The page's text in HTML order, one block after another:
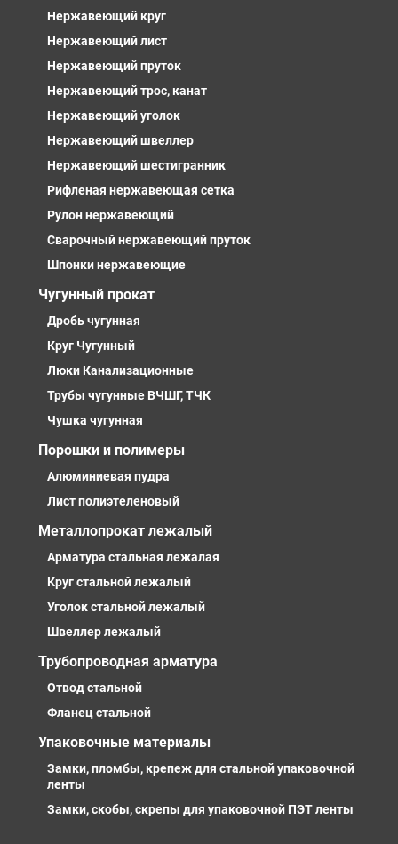
Нержавеющий круг
Нержавеющий лист
Нержавеющий пруток
Нержавеющий трос, канат
Нержавеющий уголок
Нержавеющий швеллер
Нержавеющий шестигранник
Рифленая нержавеющая сетка
Рулон нержавеющий
Сварочный нержавеющий пруток
Шпонки нержавеющие
Чугунный прокат
Дробь чугунная
Круг Чугунный
Люки Канализационные
Трубы чугунные ВЧШГ, ТЧК
Чушка чугунная
Порошки и полимеры
Алюминиевая пудра
Лист полиэтеленовый
Металлопрокат лежалый
Арматура стальная лежалая
Круг стальной лежалый
Уголок стальной лежалый
Швеллер лежалый
Трубопроводная арматура
Отвод стальной
Фланец стальной
Упаковочные материалы
Замки, пломбы, крепеж для стальной упаковочной
ленты
Замки, скобы, скрепы для упаковочной ПЭТ ленты